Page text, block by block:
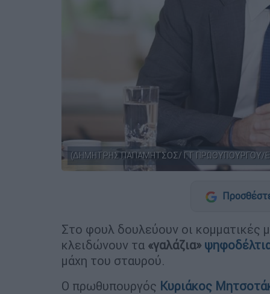
(ΔΗΜΗΤΡΗΣ ΠΑΠΑΜΗΤΣΟΣ/ Γ.Τ ΠΡΩΘΥΠΟΥΡΓΟΥ/
Στο φουλ δουλεύουν οι κομματικές
κλειδώνουν τα «γαλάζια»
μάχη του σταυρού.
Ο πρωθυπουργός Κυριάκος